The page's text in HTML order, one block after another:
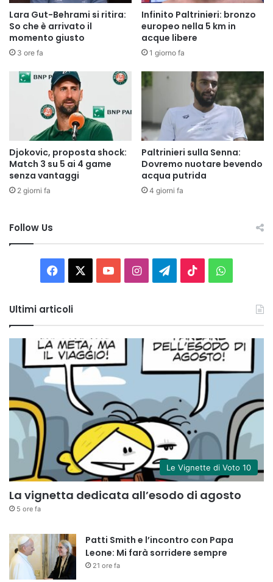
Lara Gut-Behrami si ritira:
So che è arrivato il
momento giusto
3 ore fa
Infinito Paltrinieri: bronzo
europeo nella 5 km in
acque libere
1 giorno fa
Djokovic, proposta shock:
Match 3 su 5 ai 4 game
senza vantaggi
2 giorni fa
Paltrinieri sulla Senna:
Dovremo nuotare bevendo
acqua putrida
4 giorni fa
Follow Us
Facebook You InstagramTelegram
TikTok
Ultimi articoli
Le Vignette di Voto 10
La vignetta dedicata all’esodo di agosto
5 ore fa
Patti Smith e l’incontro con Papa
Leone: Mi farà sorridere sempre
21 ore fa